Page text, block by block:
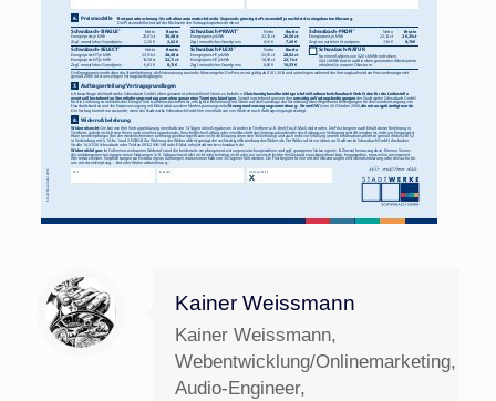
Kainer Weissmann
Kainer Weissmann,
Webentwicklung/Onlinemarketing,
Audio-Engineer,